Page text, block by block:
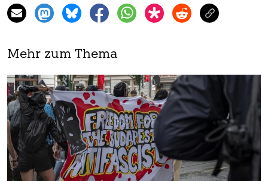
Mehr zum Thema